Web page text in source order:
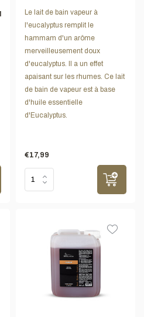
Le lait de bain vapeur à
l'eucalyptus remplit le
hammam d'un arôme
merveilleusement doux
d'eucalyptus. Il a un effet
apaisant sur les rhumes. Ce lait
de bain de vapeur est à base
d'huile essentielle
d'Eucalyptus.
€17,99